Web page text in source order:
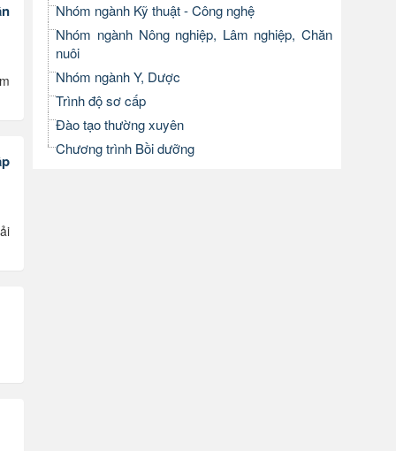
Nhóm ngành Kỹ thuật - Công nghệ
Nhóm ngành Nông nghiệp, Lâm nghiệp, Chăn
nuôi
Nhóm ngành Y, Dược
Trình độ sơ cấp
Đào tạo thường xuyên
Chương trình Bồi dưỡng